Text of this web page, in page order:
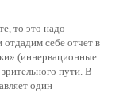
то это надо
себе отчет в
(иннервационные
пути. В
один